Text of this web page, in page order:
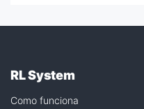
RL System
Como funciona